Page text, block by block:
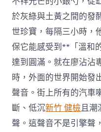
於灰綠與土黃之間的發
世珍寶，每隔三小時，
保它能感受到**「溫和
達到圓滿。就在廖沾沾
時，外面的世界開始發
聲音。街上所有的汽車
斷、低沉新竹 健檢且
聲。這聲音不是引擎聲